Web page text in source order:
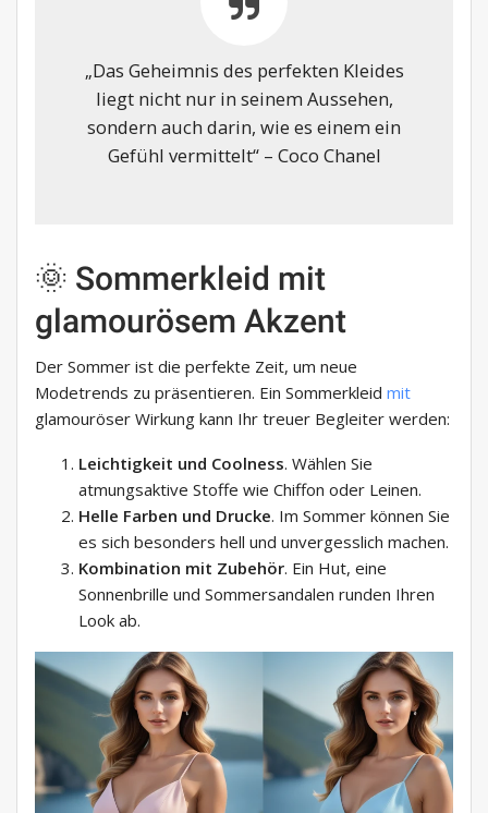
„Das Geheimnis des perfekten Kleides
liegt nicht nur in seinem Aussehen,
sondern auch darin, wie es einem ein
Gefühl vermittelt“ – Coco Chanel
🌞 Sommerkleid mit
glamourösem Akzent
Der Sommer ist die perfekte Zeit, um neue
Modetrends zu präsentieren. Ein Sommerkleid mit
glamouröser Wirkung kann Ihr treuer Begleiter werden:
Leichtigkeit und Coolness. Wählen Sie
atmungsaktive Stoffe wie Chiffon oder Leinen.
Helle Farben und Drucke. Im Sommer können Sie
es sich besonders hell und unvergesslich machen.
Kombination mit Zubehör. Ein Hut, eine
Sonnenbrille und Sommersandalen runden Ihren
Look ab.